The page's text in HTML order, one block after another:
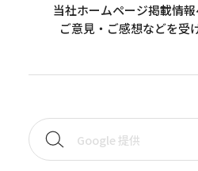
当社ホームページ掲載情
ご意見・ご感想などを受